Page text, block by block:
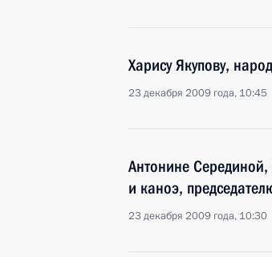
Харису Якупову,
23 декабря 2009 года, 10:45
Антонине
и каноэ,
23 декабря 2009 года, 10:30